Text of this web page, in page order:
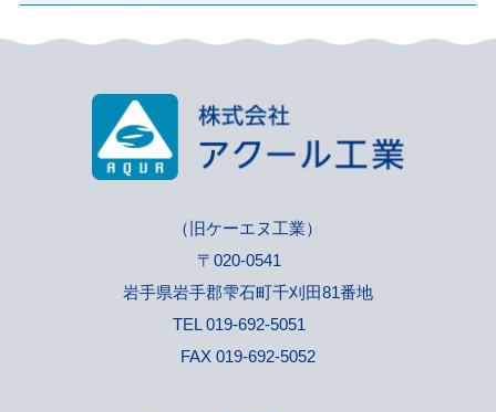
（旧ケーエヌ工業）
〒020-0541
岩手県岩手郡雫石町千刈田81番地
TEL 019-692-5051
FAX 019-692-5052